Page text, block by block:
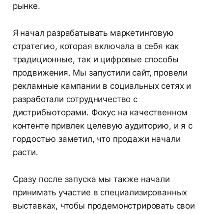
рынке.
Я начал разрабатывать маркетинговую
стратегию, которая включала в себя как
традиционные, так и цифровые способы
продвижения. Мы запустили сайт, провели
рекламные кампании в социальных сетях и
разработали сотрудничество с
дистрибьюторами. Фокус на качественном
контенте привлек целевую аудиторию, и я с
гордостью заметил, что продажи начали
расти.
Сразу после запуска мы также начали
принимать участие в специализированных
выставках, чтобы продемонстрировать свои